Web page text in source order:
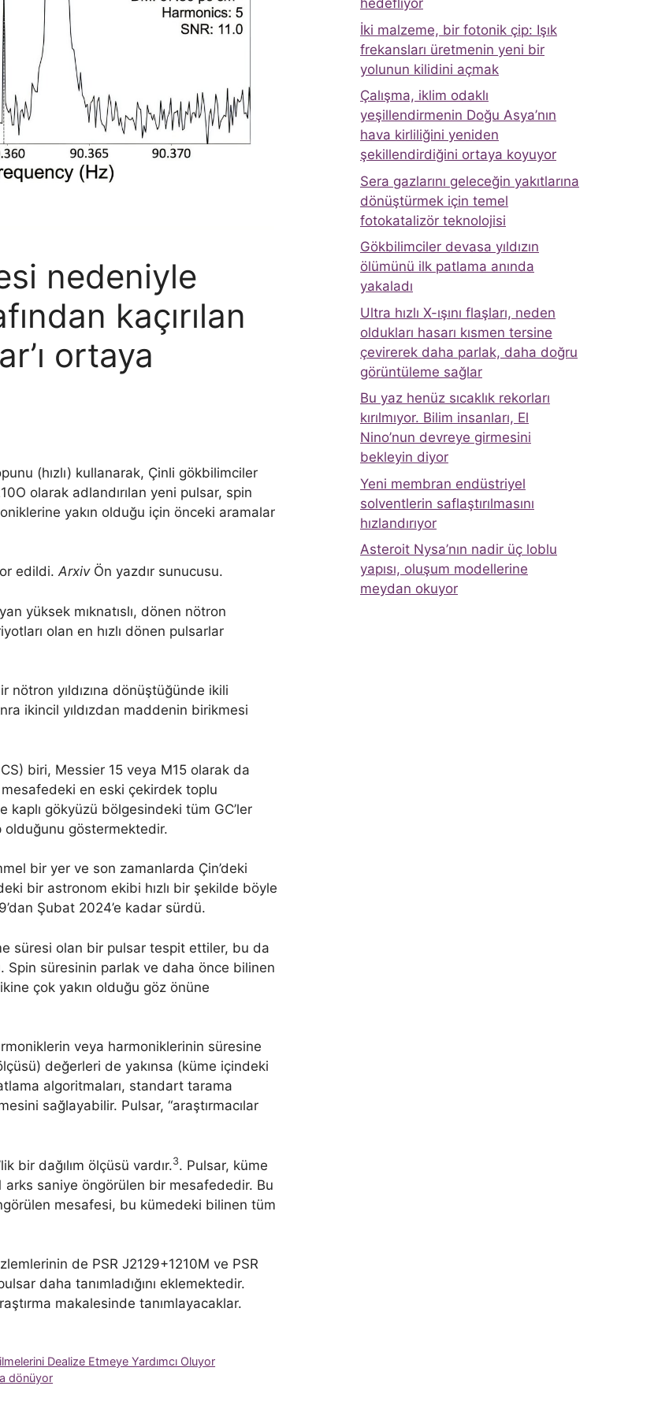
nedeniyle
kaçırılan
ortaya
(hızlı) kullanarak, Çinli gökbilimciler
olarak adlandırılan yeni pulsar, spin
yakın olduğu için önceki aramalar
edildi.ArxivÖn yazdır sunucusu.
yüksek mıknatıslı, dönen nötron
olan en hızlı dönen pulsarlar
yıldızına dönüştüğünde ikili
ikincil yıldızdan maddenin birikmesi
biri, Messier 15 veya M15 olarak da
mesafedeki en eski çekirdek toplu
kaplı gökyüzü bölgesindeki tüm GC’ler
olduğunu göstermektedir.
bir yer ve son zamanlarda Çin’deki
bir astronom ekibi hızlı bir şekilde böyle
Şubat 2024’e kadar sürdü.
süresi olan bir pulsar tespit ettiler, bu da
Spin süresinin parlak ve daha önce bilinen
çok yakın olduğu göz önüne
veya harmoniklerinin süresine
değerleri de yakınsa (küme içindeki
algoritmaları, standart tarama
sağlayabilir. Pulsar, “araştırmacılar
bir dağılım ölçüsü vardır.3. Pulsar, küme
arks saniye öngörülen bir mesafededir. Bu
mesafesi, bu kümedeki bilinen tüm
de PSR J2129+1210M ve PSR
daha tanımladığını eklemektedir.
makalesinde tanımlayacaklar.
Dealize Etmeye Yardımcı Oluyor
dönüyor
hedefliyor
İki malzeme, bir fotonik çip: Işık
frekansları üretmenin yeni bir
yolunun kilidini açmak
Çalışma, iklim odaklı
yeşillendirmenin Doğu Asya’nın
hava kirliliğini yeniden
şekillendirdiğini ortaya koyuyor
Sera gazlarını geleceğin yakıtlarına
dönüştürmek için temel
fotokatalizör teknolojisi
Gökbilimciler devasa yıldızın
ölümünü ilk patlama anında
yakaladı
Ultra hızlı X-ışını flaşları, neden
oldukları hasarı kısmen tersine
çevirerek daha parlak, daha doğru
görüntüleme sağlar
Bu yaz henüz sıcaklık rekorları
kırılmıyor. Bilim insanları, El
Nino’nun devreye girmesini
bekleyin diyor
Yeni membran endüstriyel
solventlerin saflaştırılmasını
hızlandırıyor
Asteroit Nysa’nın nadir üç loblu
yapısı, oluşum modellerine
meydan okuyor